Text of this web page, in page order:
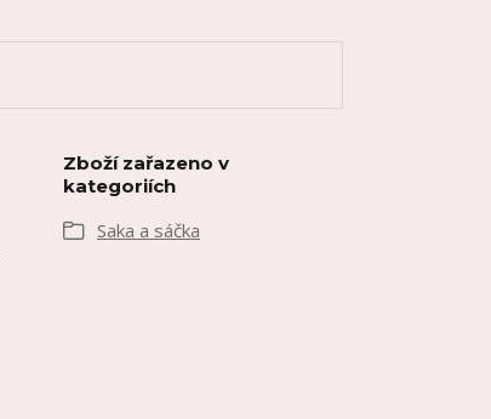
Zboží zařazeno v
kategoriích
Saka a sáčka